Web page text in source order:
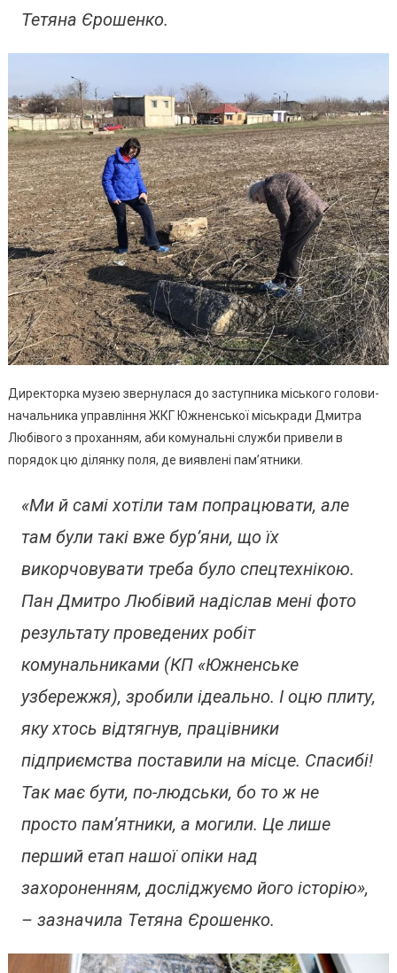
Тетяна Єрошенко.
Директорка музею звернулася до заступника міського голови-
начальника управління ЖКГ Южненської міськради Дмитра
Любівого з проханням, аби комунальні служби привели в
порядок цю ділянку поля, де виявлені пам’ятники.
«Ми й самі хотіли там попрацювати, але
там були такі вже бур’яни, що їх
викорчовувати треба було спецтехнікою.
Пан Дмитро Любівий надіслав мені фото
результату проведених робіт
комунальниками (КП «Южненське
узбережжя), зробили ідеально. І оцю плиту,
яку хтось відтягнув, працівники
підприємства поставили на місце. Спасибі!
Так має бути, по-людськи, бо то ж не
просто пам’ятники, а могили. Це лише
перший етап нашої опіки над
захороненням, досліджуємо його історію»,
– зазначила Тетяна Єрошенко.